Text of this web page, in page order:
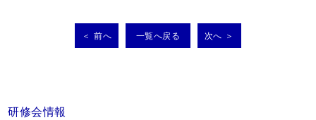
＜ 前へ 一覧へ戻る 次へ ＞
研修会情報